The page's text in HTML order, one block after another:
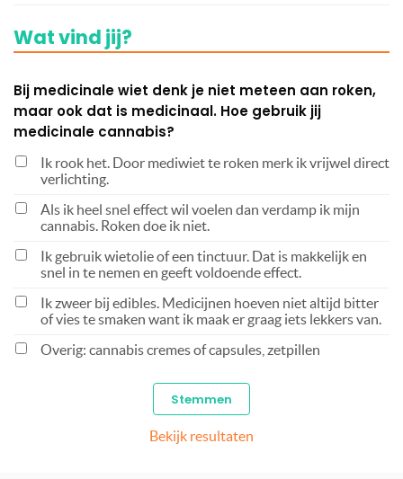
Wat vind jij?
Bij medicinale wiet denk je niet meteen aan roken,
maar ook dat is medicinaal. Hoe gebruik jij
medicinale cannabis?
Ik rook het. Door mediwiet te roken merk ik vrijwel direct
verlichting.
Als ik heel snel effect wil voelen dan verdamp ik mijn
cannabis. Roken doe ik niet.
Ik gebruik wietolie of een tinctuur. Dat is makkelijk en
snel in te nemen en geeft voldoende effect.
Ik zweer bij edibles. Medicijnen hoeven niet altijd bitter
of vies te smaken want ik maak er graag iets lekkers van.
Overig: cannabis cremes of capsules, zetpillen
Bekijk resultaten